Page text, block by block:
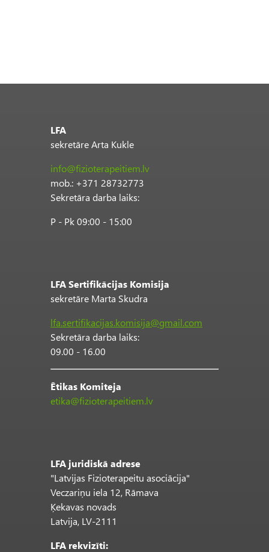
LFA
sekretāre Arta Kukle
info@fizioterapeitiem.lv
mob.: +371 28732773
Sekretāra darba laiks:
P - Pk 09:00 - 15:00
LFA Sertifikācijas Komisija
sekretāre Marta Skudra
lfa.sertifikacijas.komisija@gmail.com
Sekretāra darba laiks:
09.00 - 16.00
Ētikas Komiteja
etika@fizioterapeitiem.lv
LFA juridiskā adrese
"Latvijas Fizioterapeitu asociācija"
Veczariņu iela 12, Rāmava
Ķekavas novads
Latvija, LV-2111
LFA rekvizīti: